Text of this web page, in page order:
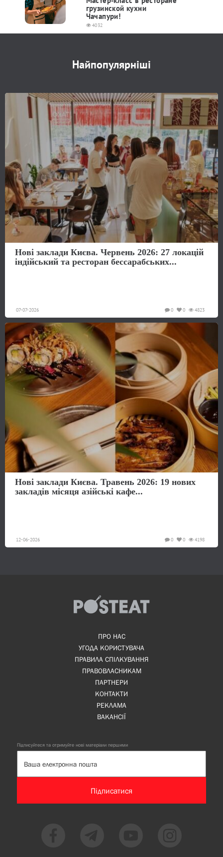
грузинской кухни
Чачапури!
4032
Найпопулярніші
Нові заклади Києва. Червень 2026: 27 локацій
індійський та ресторан бессарабських...
07-07-2026 4823
0
0
Нові заклади Києва. Травень 2026: 19 нових
закладів місяця азійські кафе...
12-06-2026 4198
0
0
ПРО НАС
УГОДА КОРИСТУВАЧА
ПРАВИЛА СПІЛКУВАННЯ
ПРАВОВЛАСНИКАМ
ПАРТНЕРИ
КОНТАКТИ
РЕКЛАМА
ВАКАНСІЇ
Підписуйтеся та отримуйте нові матеріали першими
Підписатися